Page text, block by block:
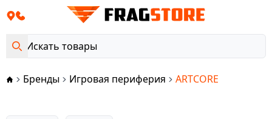
Бренды Игровая периферия ARTCORE